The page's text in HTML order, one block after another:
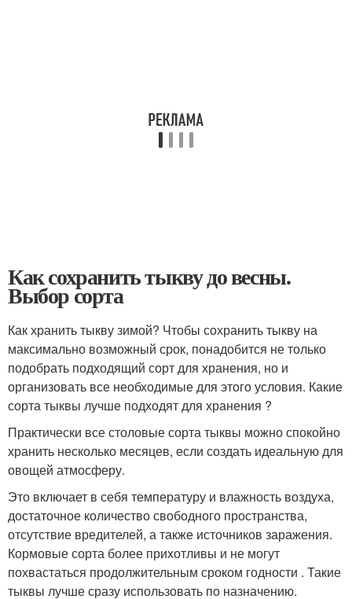
Как сохранить тыкву до весны.
Выбор сорта
Как хранить тыкву зимой? Чтобы сохранить тыкву на
максимально возможный срок, понадобится не только
подобрать подходящий сорт для хранения, но и
организовать все необходимые для этого условия. Какие
сорта тыквы лучше подходят для хранения ?
Практически все столовые сорта тыквы можно спокойно
хранить несколько месяцев, если создать идеальную для
овощей атмосферу.
Это включает в себя температуру и влажность воздуха,
достаточное количество свободного пространства,
отсутствие вредителей, а также источников заражения.
Кормовые сорта более прихотливы и не могут
похвастаться продолжительным сроком годности . Такие
тыквы лучше сразу использовать по назначению.